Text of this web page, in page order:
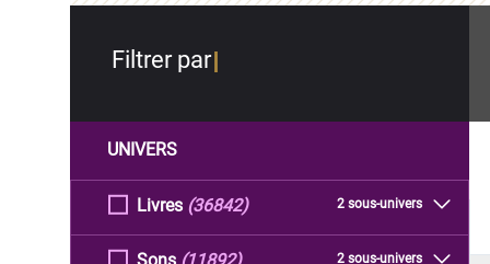
Filtrer par
UNIVERS
Livres 2 sous-univers
(36842)
2 sous-univers